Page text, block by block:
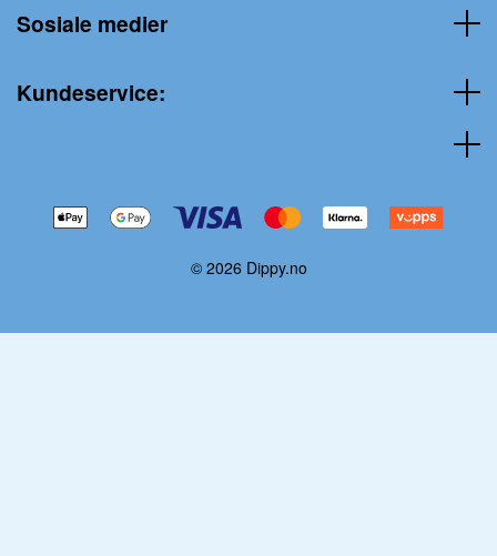
Sosiale medier
Kundeservice:
© 2026 Dippy.no